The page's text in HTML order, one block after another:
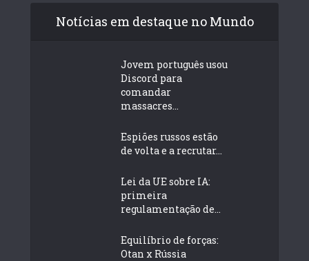
Notícias em destaque no Mundo
Jovem português usou
Discord para
comandar
massacres...
Espiões russos estão
de volta e a recrutar...
Lei da UE sobre IA:
primeira
regulamentação de...
Equilíbrio de forças:
Otan x Rússia